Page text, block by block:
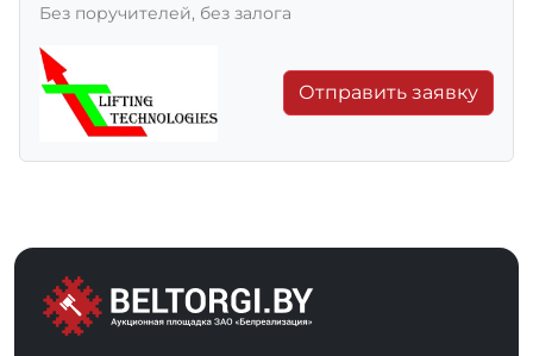
Без поручителей, без залога
Отправить заявку